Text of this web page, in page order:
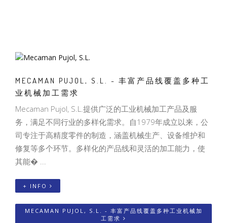
MECAMAN PUJOL, S.L. - 丰富产品线覆盖多种工
业机械加工需求
Mecaman Pujol, S.L.提供广泛的工业机械加工产品及服
务，满足不同行业的多样化需求。自1979年成立以来，公
司专注于高精度零件的制造，涵盖机械生产、设备维护和
修复等多个环节。多样化的产品线和灵活的加工能力，使
其能� ...
+ INFO
MECAMAN PUJOL, S.L. - 丰富产品线覆盖多种工业机械加
工需求